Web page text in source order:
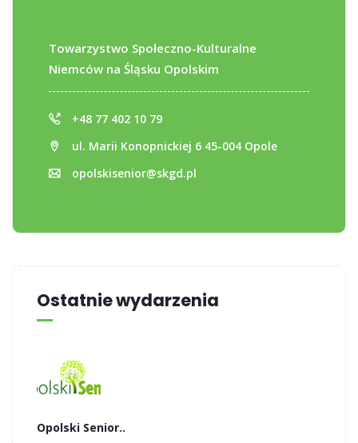
Towarzystwo Społeczno-Kulturalne
Niemców na Śląsku Opolskim
+48 77 402 10 79
ul. Marii Konopnickiej 6 45-004 Opole
opolskisenior@skgd.pl
Ostatnie wydarzenia
Opolski Senior..